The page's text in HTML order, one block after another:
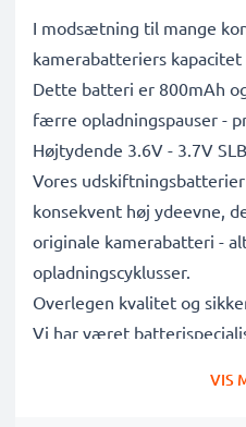
I modsætning til mange
kamerabatteriers
Dette batteri er 800mAh
færre opladningspauser -
Højtydende 3.6V - 3.7V
Vores
konsekvent høj ydeevne,
originale kamerabatteri -
opladningscyklusser.
Overlegen kvalitet og
Vi har været
VIS